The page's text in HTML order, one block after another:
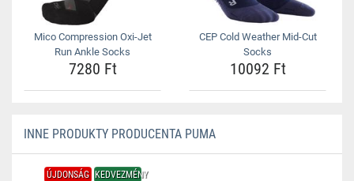
Mico Compression Oxi-Jet
Run Ankle Socks
7280 Ft
CEP Cold Weather Mid-Cut
Socks
10092 Ft
INNE PRODUKTY PRODUCENTA PUMA
ÚJDONSÁG KEDVEZMÉNY